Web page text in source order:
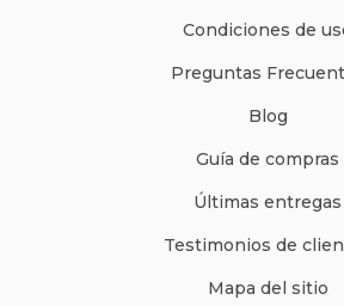
Condiciones de
Preguntas
Blog
Guía de compras
Últimas entregas
Testimonios de
Mapa del sitio